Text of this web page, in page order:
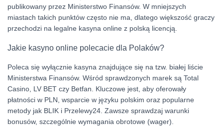
publikowany przez Ministerstwo Finansów. W mniejszych
miastach takich punktów często nie ma, dlatego większość graczy
przechodzi na legalne kasyna online z polską licencją.
Jakie kasyno online polecacie dla Polaków?
Poleca się wyłącznie kasyna znajdujące się na tzw. białej liście
Ministerstwa Finansów. Wśród sprawdzonych marek są Total
Casino, LV BET czy Betfan. Kluczowe jest, aby oferowały
płatności w PLN, wsparcie w języku polskim oraz popularne
metody jak BLIK i Przelewy24. Zawsze sprawdzaj warunki
bonusów, szczególnie wymagania obrotowe (wager).